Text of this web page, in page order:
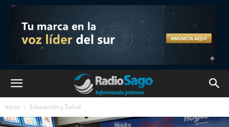
Inicio Educación y Salud